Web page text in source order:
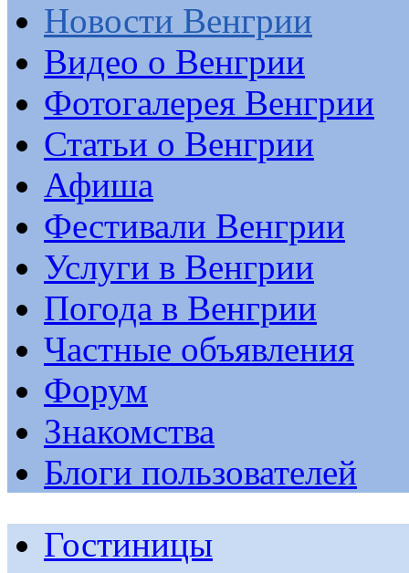
Новости Венгрии
Видео о Венгрии
Фотогалерея Венгрии
Статьи о Венгрии
Афиша
Фестивали Венгрии
Услуги в Венгрии
Погода в Венгрии
Частные объявления
Форум
Знакомства
Блоги пользователей
Гостиницы